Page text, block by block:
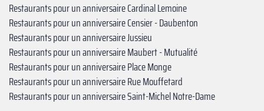
Restaurants pour un anniversaire Cardinal Lemoine
Restaurants pour un anniversaire Censier - Daubenton‍
Restaurants pour un anniversaire Jussieu‍
Restaurants pour un anniversaire Maubert - Mutualité
Restaurants pour un anniversaire Place Monge
Restaurants pour un anniversaire Rue Mouffetard
Restaurants pour un anniversaire Saint-Michel Notre-Dame